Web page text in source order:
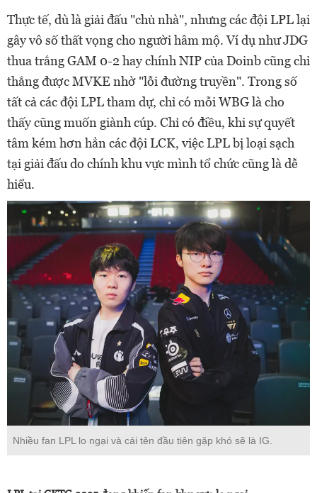
Thực tế, dù là giải đấu "chủ nhà", nhưng các đội LPL lại
gây vô số thất vọng cho người hâm mộ. Ví dụ như JDG
thua trắng GAM 0-2 hay chính NIP của Doinb cũng chỉ
thắng được MVKE nhờ "lỗi đường truyền". Trong số
tất cả các đội LPL tham dự, chỉ có mỗi WBG là cho
thấy cũng muốn giành cúp. Chỉ có điều, khi sự quyết
tâm kém hơn hẳn các đội LCK, việc LPL bị loại sạch
tại giải đấu do chính khu vực mình tổ chức cũng là dễ
hiểu.
Nhiều fan LPL lo ngại và cái tên đầu tiên gặp khó sẽ là IG.